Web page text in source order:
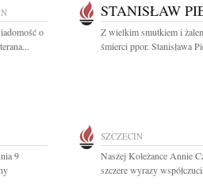
o
STANISŁAW
Z wielkim smutkiem i
śmierci ppor. Stanisława
9
SZCZECIN
Naszej Koleżance Annie
szczere wyrazy